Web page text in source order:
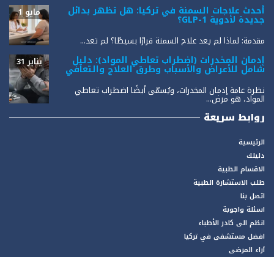
أحدث علاجات السمنة في تركيا: هل تظهر بدائل
جديدة لأدوية GLP-1؟
مايو 1
مقدمة: لماذا لم يعد علاج السمنة قرارًا بسيطًا؟ لم تعد...
إدمان المخدرات (اضطراب تعاطي المواد): دليل
شامل للأعراض والأسباب وطرق العلاج والتعافي
يناير 31
نظرة عامة إدمان المخدرات، ويُسمّى أيضًا اضطراب تعاطي
المواد، هو مرض...
روابط سريعة
الرئيسية
دليلك
الاقسام الطبية
طلب الاستشارة الطبية
اتصل بنا
اسئلة واجوبة
انظم الى كادر الأطباء
افضل مستشفى في تركيا
آراء المرضى